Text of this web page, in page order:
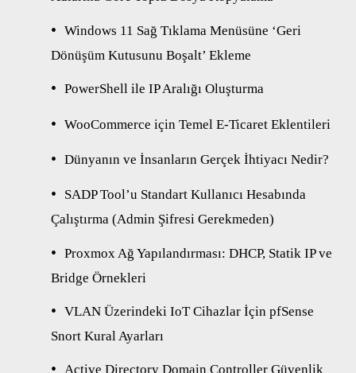
Windows 11 Sağ Tıklama Menüsüne ‘Geri
Dönüşüm Kutusunu Boşalt’ Ekleme
PowerShell ile IP Aralığı Oluşturma
WooCommerce için Temel E-Ticaret Eklentileri
Dünyanın ve İnsanların Gerçek İhtiyacı Nedir?
SADP Tool’u Standart Kullanıcı Hesabında
Çalıştırma (Admin Şifresi Gerekmeden)
Proxmox Ağ Yapılandırması: DHCP, Statik IP ve
Bridge Örnekleri
VLAN Üzerindeki IoT Cihazlar İçin pfSense
Snort Kural Ayarları
Active Directory Domain Controller Güvenlik